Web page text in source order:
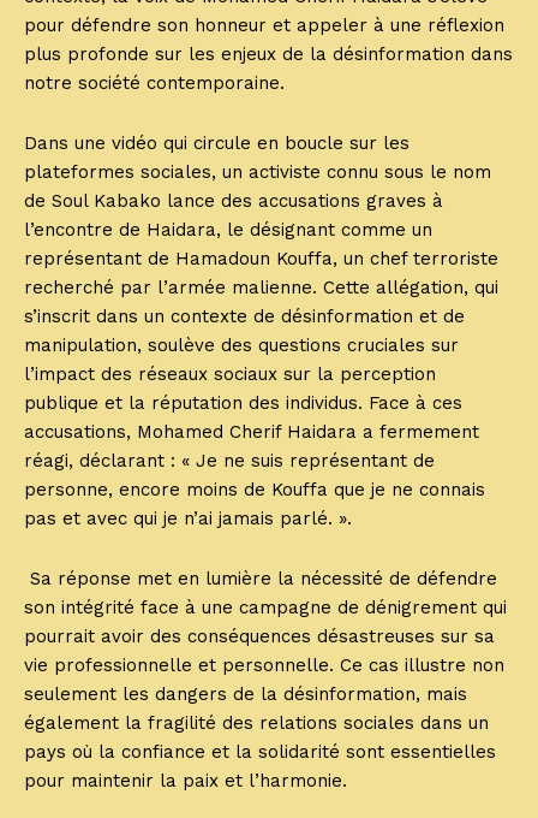
pour défendre son honneur et appeler à une réflexion
plus profonde sur les enjeux de la désinformation dans
notre société contemporaine.
Dans une vidéo qui circule en boucle sur les
plateformes sociales, un activiste connu sous le nom
de Soul Kabako lance des accusations graves à
l’encontre de Haidara, le désignant comme un
représentant de Hamadoun Kouffa, un chef terroriste
recherché par l’armée malienne. Cette allégation, qui
s’inscrit dans un contexte de désinformation et de
manipulation, soulève des questions cruciales sur
l’impact des réseaux sociaux sur la perception
publique et la réputation des individus. Face à ces
accusations, Mohamed Cherif Haidara a fermement
réagi, déclarant : « Je ne suis représentant de
personne, encore moins de Kouffa que je ne connais
pas et avec qui je n’ai jamais parlé. ».
Sa réponse met en lumière la nécessité de défendre
son intégrité face à une campagne de dénigrement qui
pourrait avoir des conséquences désastreuses sur sa
vie professionnelle et personnelle. Ce cas illustre non
seulement les dangers de la désinformation, mais
également la fragilité des relations sociales dans un
pays où la confiance et la solidarité sont essentielles
pour maintenir la paix et l’harmonie.